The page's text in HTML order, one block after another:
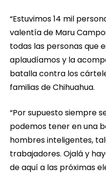
“Estuvimos 14 mil
valentía de Maru
todas las personas que
aplaudíamos y la
batalla contra los
familias de Chihuahua.
“Por supuesto siempre
podemos tener en una
hombres inteligentes,
trabajadores. Ojalá y
de aquí a las próximas